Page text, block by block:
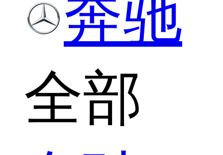
奔驰
全部